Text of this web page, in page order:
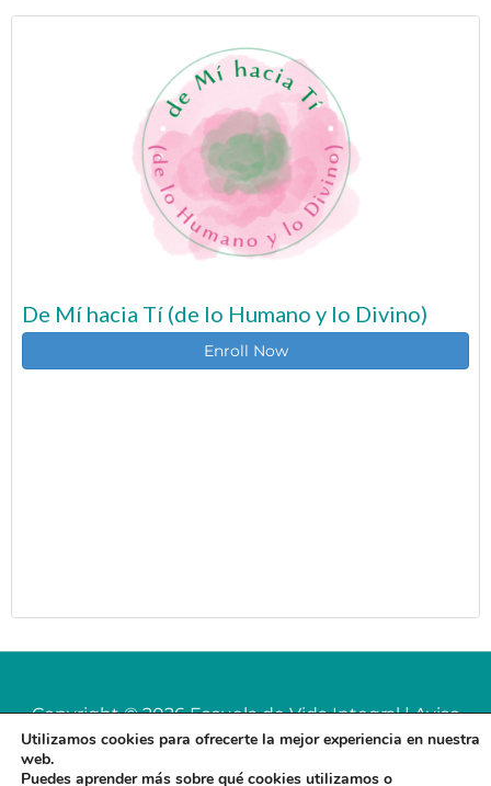
De Mí hacia Tí (de lo Humano y lo Divino)
Enroll Now
Copyright © 2026 Escuela de Vida Integral |Aviso
Legal-Política de Privacidad
Utilizamos cookies para ofrecerte la mejor experiencia en nuestra
web.
Puedes aprender más sobre qué cookies utilizamos o